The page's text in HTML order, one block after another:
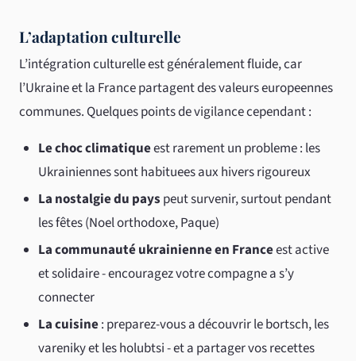
L’adaptation culturelle
L’intégration culturelle est généralement fluide, car
l’Ukraine et la France partagent des valeurs europeennes
communes. Quelques points de vigilance cependant :
Le choc climatiqueest rarement un probleme : les
Ukrainiennes sont habituees aux hivers rigoureux
La nostalgie du pays peut survenir, surtout pendant
les fêtes (Noel orthodoxe, Paque)
La communauté ukrainienne en Franceest active
et solidaire - encouragez votre compagne a s’y
connecter
La cuisine: preparez-vous a découvrir le bortsch, les
vareniky et les holubtsi - et a partager vos recettes